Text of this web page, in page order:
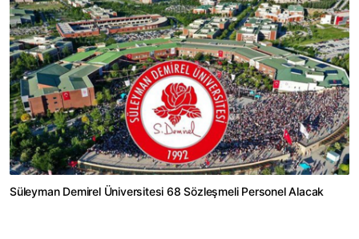
Süleyman Demirel Üniversitesi 68 Sözleşmeli Personel Alacak